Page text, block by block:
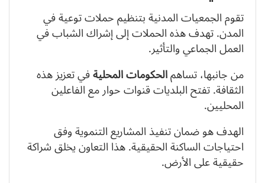
تقوم الجمعيات المدنية بتنظيم حملات توعية في
المدن. تهدف هذه الحملات إلى إشراك الشباب في
العمل الجماعي والتأثير.
من جانبها، تساهمالحكومات المحليةفي تعزيز هذه
الثقافة. تفتح البلديات قنوات حوار مع الفاعلين
المحليين.
الهدف هو ضمان تنفيذ المشاريع التنموية وفق
احتياجات الساكنة الحقيقية. هذا التعاون يخلق شراكة
حقيقية على الأرض.